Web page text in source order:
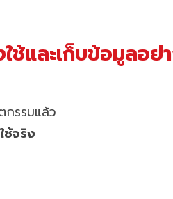
ช้และเก็บข้อมูลอย่
รรมแล้ว
ช้จริง